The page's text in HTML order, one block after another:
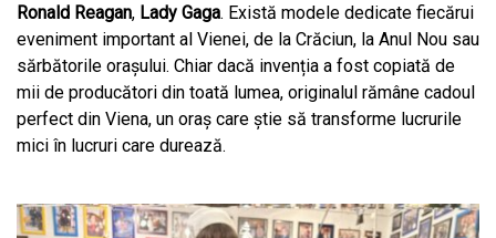
Ronald Reagan, Lady Gaga. Există modele dedicate fiecărui
eveniment important al Vienei, de la Crăciun, la Anul Nou sau
sărbătorile orașului. Chiar dacă invenția a fost copiată de
mii de producători din toată lumea, originalul rămâne cadoul
perfect din Viena, un oraș care știe să transforme lucrurile
mici în lucruri care durează.